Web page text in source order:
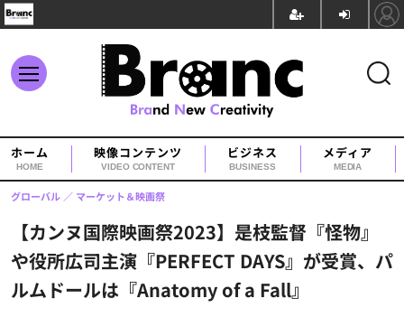
ホーム
HOME
映像コンテンツ
VIDEO CONTENT
ビジネス
BUSINESS
メディア
MEDIA
【カンヌ国際映画祭2023】是枝監督『怪物』
や役所広司主演『PERFECT DAYS』が受賞、パ
ルムドールは『Anatomy of a Fall』
グローバル マーケット＆映画祭